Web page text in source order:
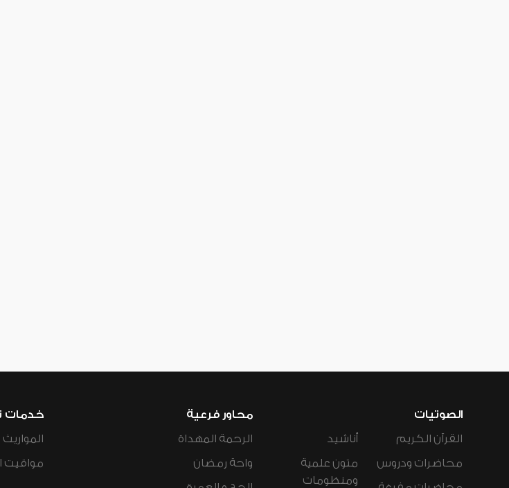
الصوتيات
القرآن الكريم
محاضرات ودروس
أناشيد
متون علمية
ومنظومات
محاور فرعية
الرحمة المهداة
واحة رمضان
خدمات
المواريث
مواقيت